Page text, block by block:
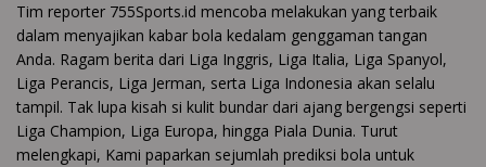
Tim reporter 755Sports.id mencoba melakukan yang terbaik
dalam menyajikan kabar bola kedalam genggaman tangan
Anda. Ragam berita dari Liga Inggris, Liga Italia, Liga Spanyol,
Liga Perancis, Liga Jerman, serta Liga Indonesia akan selalu
tampil. Tak lupa kisah si kulit bundar dari ajang bergengsi seperti
Liga Champion, Liga Europa, hingga Piala Dunia. Turut
melengkapi, Kami paparkan sejumlah prediksi bola untuk